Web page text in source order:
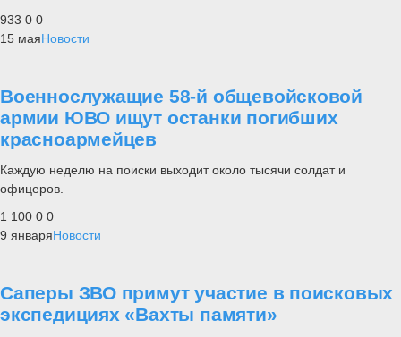
933 0 0
15 маяНовости
Военнослужащие 58-й общевойсковой
армии ЮВО ищут останки погибших
красноармейцев
Каждую неделю на поиски выходит около тысячи солдат и
офицеров.
1 100 0 0
9 январяНовости
Саперы ЗВО примут участие в поисковых
экспедициях «Вахты памяти»